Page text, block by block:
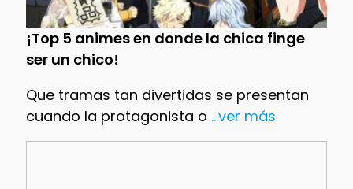
¡Top 5 animes en donde la chica finge
ser un chico!
Que tramas tan divertidas se presentan
cuando la protagonista o ...ver más